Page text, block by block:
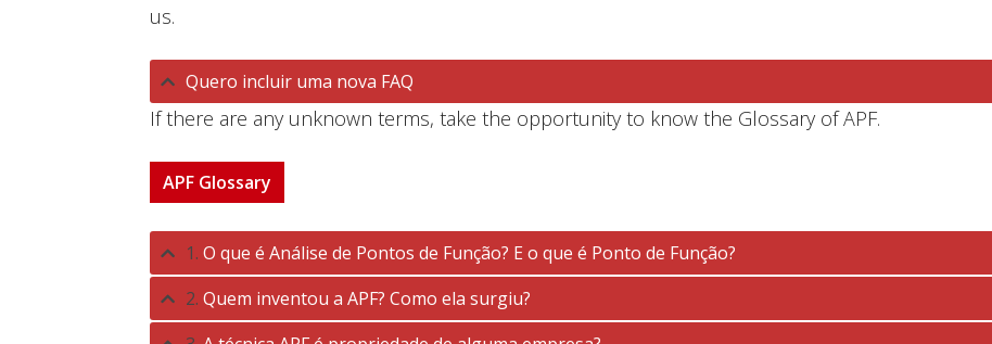
us.
Quero incluir uma nova FAQ
If there are any unknown terms, take the opportunity to know the Glossary of APF.
APF Glossary
1. O que é Análise de Pontos de Função? E o que é Ponto de Função?
2. Quem inventou a APF? Como ela surgiu?